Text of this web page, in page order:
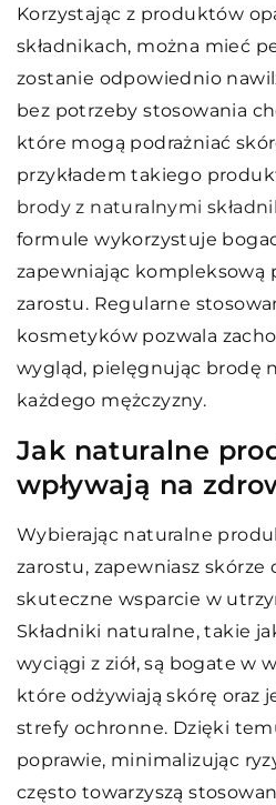
Korzystając z produktów
składnikach, można mieć
zostanie odpowiednio
bez potrzeby stosowania
które mogą podrażniać
przykładem takiego
brody z naturalnymi
formule wykorzystuje
zapewniając kompleksową
zarostu. Regularne
kosmetyków pozwala
wygląd, pielęgnując brodę
każdego mężczyzny.
Jak naturalne
wpływają na
Wybierając naturalne
zarostu, zapewniasz skórze
skuteczne wsparcie w
Składniki naturalne, takie
wyciągi z ziół, są bogate w
które odżywiają skórę oraz
strefy ochronne. Dzięki
poprawie, minimalizując
często towarzyszą